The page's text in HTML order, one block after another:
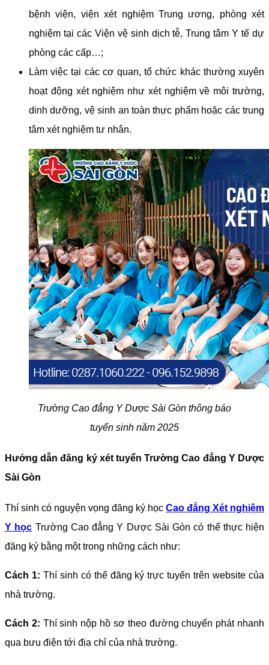
bệnh viện, viện xét nghiệm Trung ương, phòng xét
nghiệm tại các Viện vệ sinh dịch tễ, Trung tâm Y tế dự
phòng các cấp…;
Làm việc tại các cơ quan, tổ chức khác thường xuyên
hoạt động xét nghiệm như xét nghiệm về môi trường,
dinh dưỡng, vệ sinh an toàn thực phẩm hoặc các trung
tâm xét nghiệm tư nhân.
Trường Cao đẳng Y Dược Sài Gòn thông báo
tuyển sinh năm 2025
Hướng dẫn đăng ký xét tuyển Trường Cao đẳng Y Dược
Sài Gòn
Thí sinh có nguyện vọng đăng ký học Cao đẳng Xét nghiệm
Y học Trường Cao đẳng Y Dược Sài Gòn có thể thực hiện
đăng ký bằng một trong những cách như:
Cách 1: Thí sinh có thể đăng ký trực tuyến trên website của
nhà trường.
Cách 2: Thí sinh nộp hồ sơ theo đường chuyển phát nhanh
qua bưu điện tới địa chỉ của nhà trường.
Fanpage!